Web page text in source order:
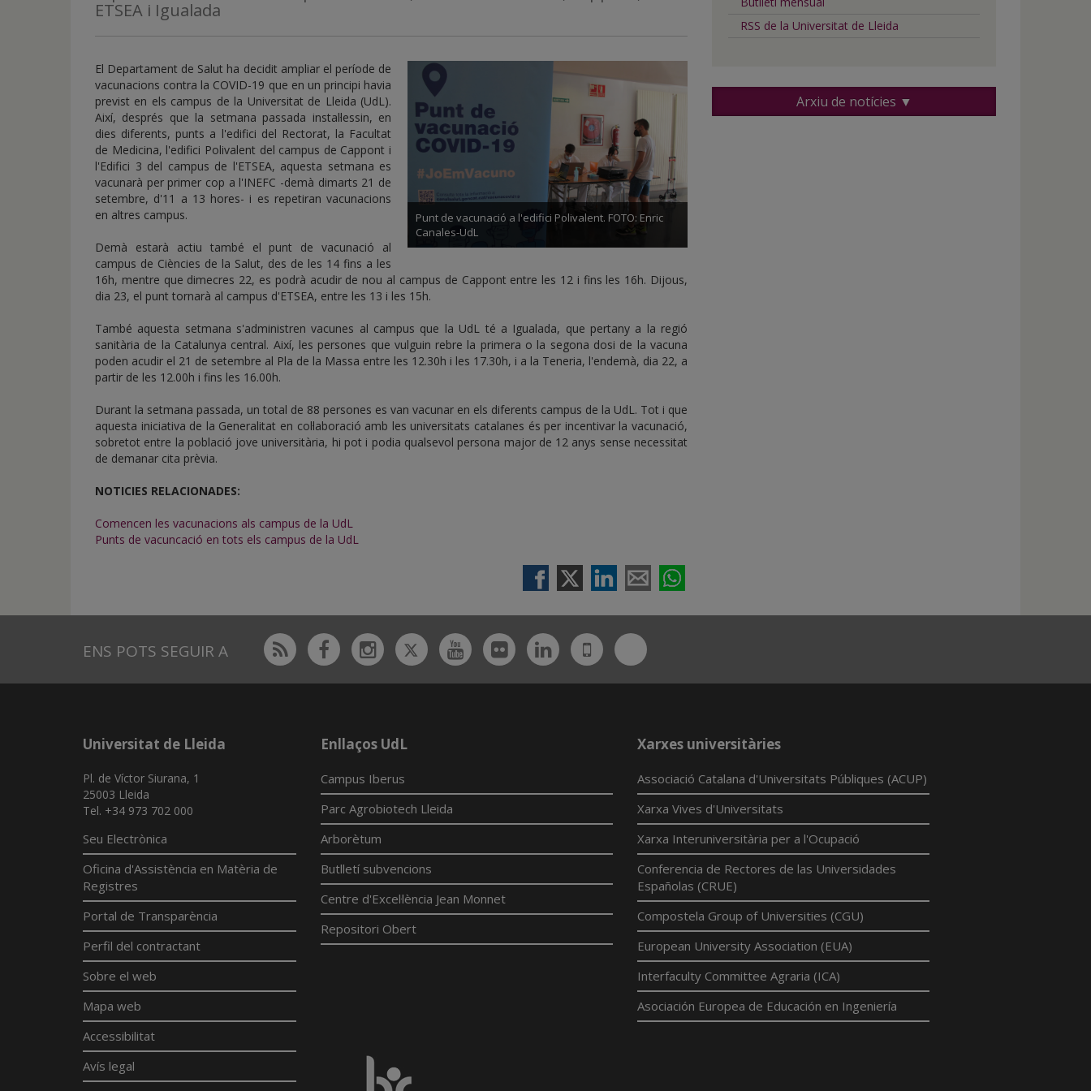
de
inicio
ETSEA i Igualada
Punt de vacunació a l'edifici Polivalent. FOTO: Enric
Canales-UdL
El Departament de Salut ha decidit ampliar el període de
vacunacions contra la COVID-19 que en un principi havia
previst en els campus de la Universitat de Lleida (UdL).
Així, després que la setmana passada instal·lessin, en
dies diferents, punts a l'edifici del Rectorat, la Facultat
de Medicina, l'edifici Polivalent del campus de Cappont i
l'Edifici 3 del campus de l'ETSEA, aquesta setmana es
vacunarà per primer cop a l'INEFC -demà dimarts 21 de
setembre, d'11 a 13 hores- i es repetiran vacunacions
en altres campus.
Demà estarà actiu també el punt de vacunació al
campus de Ciències de la Salut, des de les 14 fins a les
16h, mentre que dimecres 22, es podrà acudir de nou al campus de Cappont entre les 12 i fins les 16h. Dijous,
dia 23, el punt tornarà al campus d'ETSEA, entre les 13 i les 15h.
També aquesta setmana s'administren vacunes al campus que la UdL té a Igualada, que pertany a la regió
sanitària de la Catalunya central. Així, les persones que vulguin rebre la primera o la segona dosi de la vacuna
poden acudir el 21 de setembre al Pla de la Massa entre les 12.30h i les 17.30h, i a la Teneria, l'endemà, dia 22, a
partir de les 12.00h i fins les 16.00h.
Durant la setmana passada, un total de 88 persones es van vacunar en els diferents campus de la UdL. Tot i que
aquesta iniciativa de la Generalitat en col·laboració amb les universitats catalanes és per incentivar la vacunació,
sobretot entre la població jove universitària, hi pot i podia qualsevol persona major de 12 anys sense necessitat
de demanar cita prèvia.
NOTICIES RELACIONADES:
Comencen les vacunacions als campus de la UdL
Punts de vacuncació en tots els campus de la UdL
RSS de la Universitat de Lleida
Arxiu de notícies ▼
ENS POTS SEGUIR A Rss FacebookInstagram
TwitterYoutubeFlickrLinkedin
UdL
App
Bluesky
Universitat de Lleida
Pl. de Víctor Siurana, 1
25003 Lleida
Tel. +34 973 702 000
Seu Electrònica
Oficina d'Assistència en Matèria de
Registres
Portal de Transparència
Perfil del contractant
Sobre el web
Mapa web
Accessibilitat
Avís legal
Enllaços UdL
Campus Iberus
Parc Agrobiotech Lleida
Arborètum
Butlletí subvencions
Centre d'Excel·lència Jean Monnet
Repositori Obert
Xarxes universitàries
Associació Catalana d'Universitats Públiques (ACUP)
Xarxa Vives d'Universitats
Xarxa Interuniversitària per a l'Ocupació
Conferencia de Rectores de las Universidades
Españolas (CRUE)
Compostela Group of Universities (CGU)
European University Association (EUA)
Interfaculty Committee Agraria (ICA)
Asociación Europea de Educación en Ingeniería